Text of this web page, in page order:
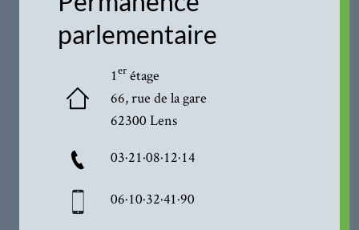
parlementaire
1erétage
66, rue de la gare
62300 Lens
03·21·08·12·14
06·10·32·41·90